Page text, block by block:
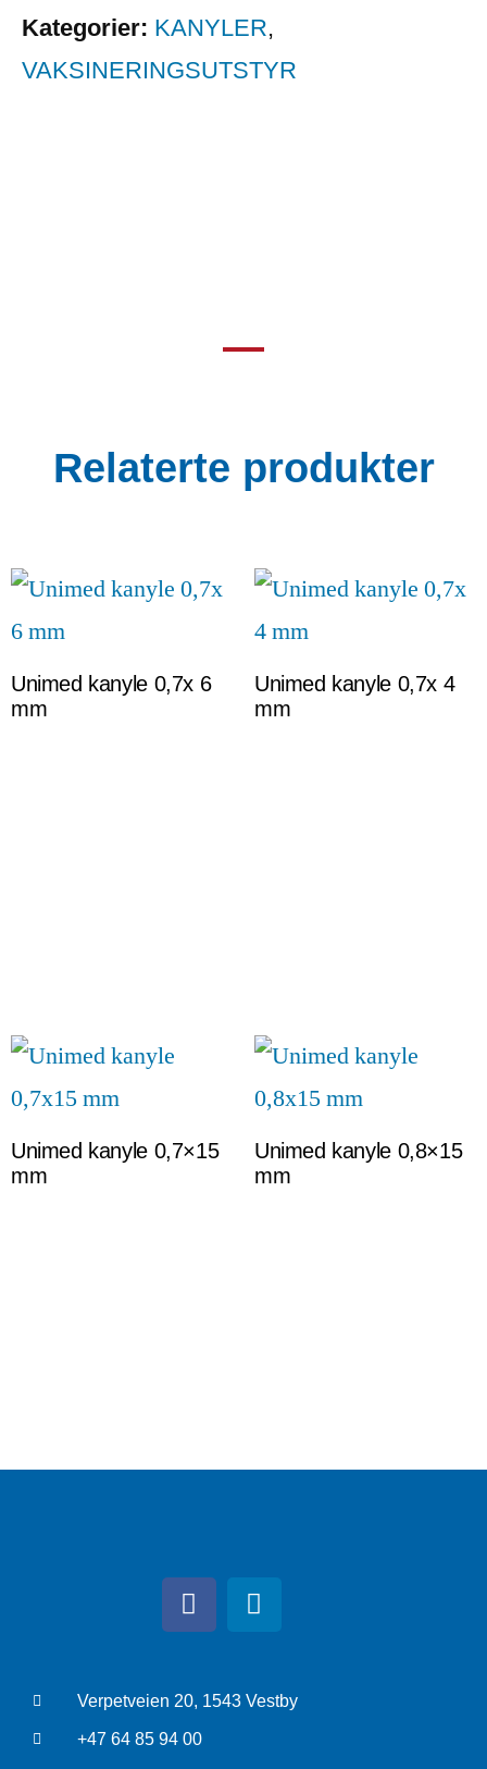
Kategorier: KANYLER,
VAKSINERINGSUTSTYR
Relaterte produkter
Unimed kanyle 0,7x 6
mm
Unimed kanyle 0,7x 4
mm
Unimed kanyle 0,7×15
mm
Unimed kanyle 0,8×15
mm
Verpetveien 20, 1543 Vestby
+47 64 85 94 00